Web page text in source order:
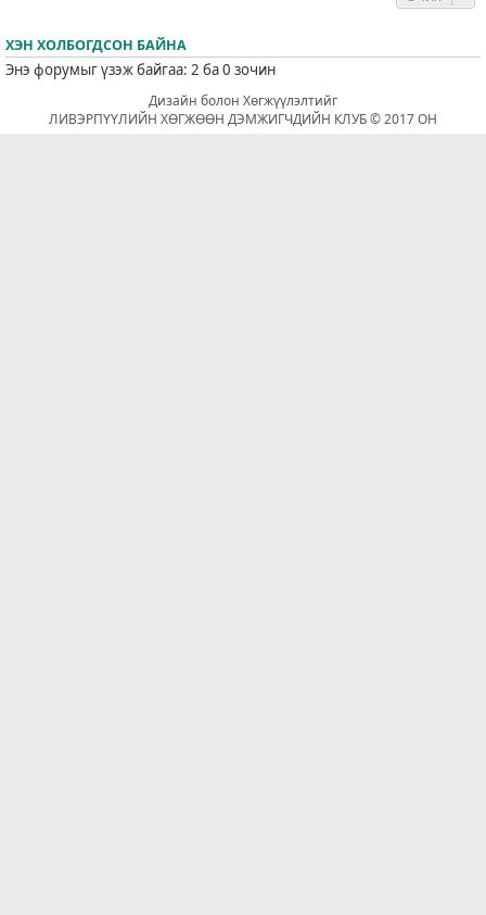
ХЭН ХОЛБОГДСОН БАЙНА
Энэ форумыг үзэж байгаа: 2 ба 0 зочин
Дизайн болон Хөгжүүлэлтийг
ЛИВЭРПҮҮЛИЙН ХӨГЖӨӨН ДЭМЖИГЧДИЙН КЛУБ © 2017 ОН